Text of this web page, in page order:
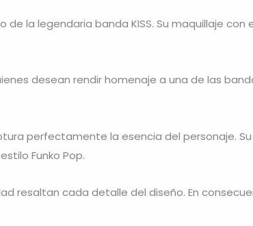
de la legendaria banda KISS. Su maquillaje con
desean rendir homenaje a una de las
perfectamente la esencia del personaje.
Funko Pop.
resaltan cada detalle del diseño. En